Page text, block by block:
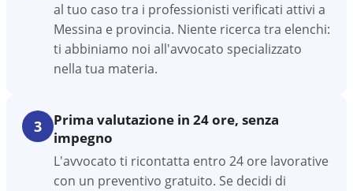
al tuo caso tra i professionisti verificati attivi a
Messina e provincia. Niente ricerca tra elenchi:
ti abbiniamo noi all'avvocato specializzato
nella tua materia.
3
Prima valutazione in 24 ore, senza
impegno
L'avvocato ti ricontatta entro 24 ore lavorative
con un preventivo gratuito. Se decidi di